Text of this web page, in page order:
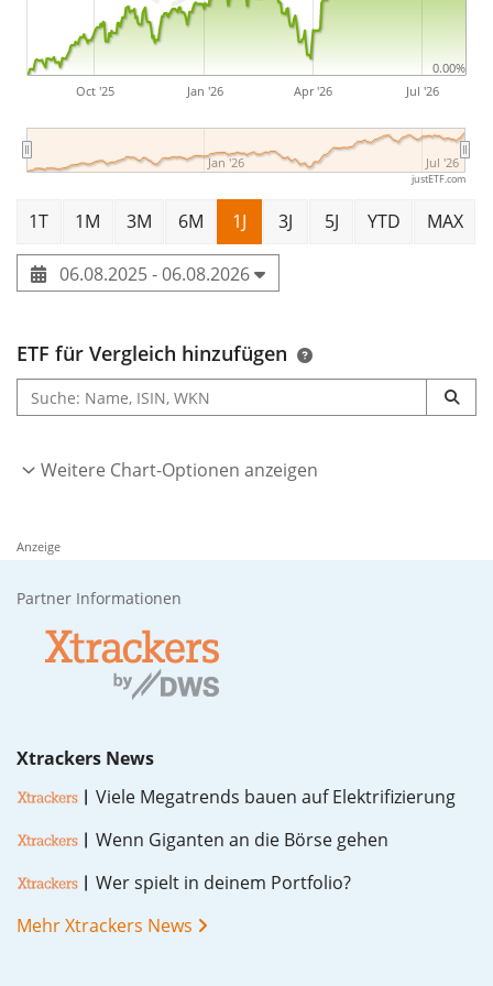
EUR Hedged ist ein kleiner ETF mit83 Mio. Euro
Fondsvolumen
am 8. Juni 2022 in
Irland aufgelegt
Oct '25 Jan '26 Apr '26 Jul '26
Jan '26 Jul '26
0.00%
justETF.com
1T 1M 3M 6M 1J 3J 5J YTD MAX
06.08.2025 - 06.08.2026
ETF für Vergleich hinzufügen
Weitere Chart-Optionen anzeigen
Anzeige
Partner Informationen
Xtrackers News
Vie­le Me­ga­trends bau­en auf Elek­tri­fi­zie­rung
Wenn Gi­gan­ten an die Bör­se ge­hen
Wer spielt in dei­nem Port­fo­lio?
Mehr Xtrackers News